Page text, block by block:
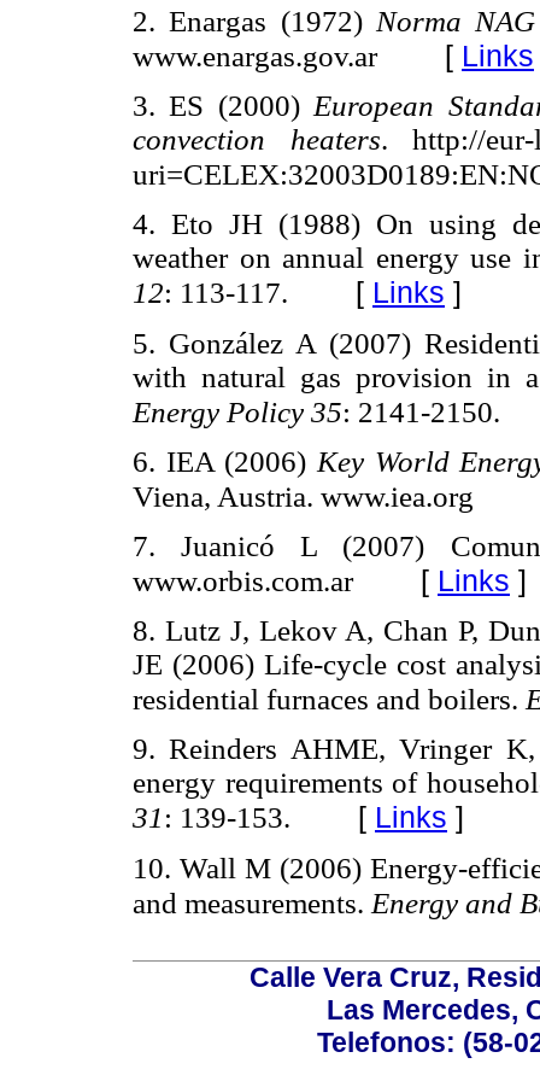
2. Enargas (1972) Norma
www.enargas.gov.ar[ Links
3. ES (2000) European
convection heaters. http://eur-
4. Eto JH (1988) On using
weather on annual energy
12: 113-117. [ Links ]
5. González A (2007)
with natural gas provision in
Energy Policy 35: 2141-2150.
6. IEA (2006) Key World
Viena, Austria. www.iea.org
7. Juanicó L (2007)
www.orbis.com.ar[ Links ]
8. Lutz J, Lekov A, Chan P,
JE (2006) Life-cycle cost
residential furnaces and boilers.
9. Reinders AHME, Vringer
energy requirements of
31: 139-153. [ Links ]
10. Wall M (2006) Energy-
and measurements. Energy and
Calle Vera Cruz,
Las Mercedes,
Telefonos: (58-